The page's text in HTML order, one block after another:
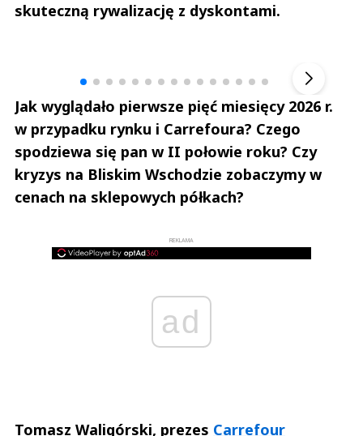
skuteczną rywalizację z dyskontami.
Jak wyglądało pierwsze pięć miesięcy 2026 r.
w przypadku rynku i Carrefoura? Czego
spodziewa się pan w II połowie roku? Czy
kryzys na Bliskim Wschodzie zobaczymy w
cenach na sklepowych półkach?
REKLAMA
ad
Tomasz Waligórski, prezes Carrefour